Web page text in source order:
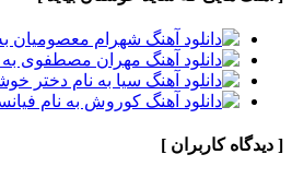
[ دیدگاه کاربران ]